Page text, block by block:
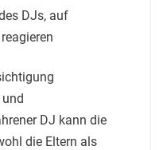
DJs, auf
DJ kann die
die Eltern als